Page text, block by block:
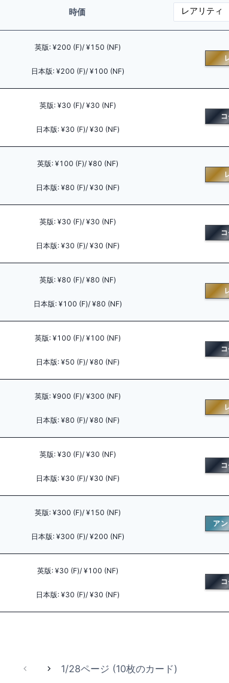
時価
英版: ¥200 (F)/ ¥150 (NF)
日本版: ¥200 (F)/ ¥100 (NF)
英版: ¥30 (F)/ ¥30 (NF)
日本版: ¥30 (F)/ ¥30 (NF)
英版: ¥100 (F)/ ¥80 (NF)
日本版: ¥80 (F)/ ¥30 (NF)
英版: ¥30 (F)/ ¥30 (NF)
日本版: ¥30 (F)/ ¥30 (NF)
英版: ¥80 (F)/ ¥80 (NF)
日本版: ¥100 (F)/ ¥80 (NF)
英版: ¥100 (F)/ ¥100 (NF)
日本版: ¥50 (F)/ ¥80 (NF)
英版: ¥900 (F)/ ¥300 (NF)
日本版: ¥80 (F)/ ¥80 (NF)
英版: ¥30 (F)/ ¥30 (NF)
日本版: ¥30 (F)/ ¥30 (NF)
英版: ¥300 (F)/ ¥150 (NF)
日本版: ¥300 (F)/ ¥200 (NF)
ア
英版: ¥30 (F)/ ¥100 (NF)
日本版: ¥30 (F)/ ¥30 (NF)
1/28ページ (10枚のカード)